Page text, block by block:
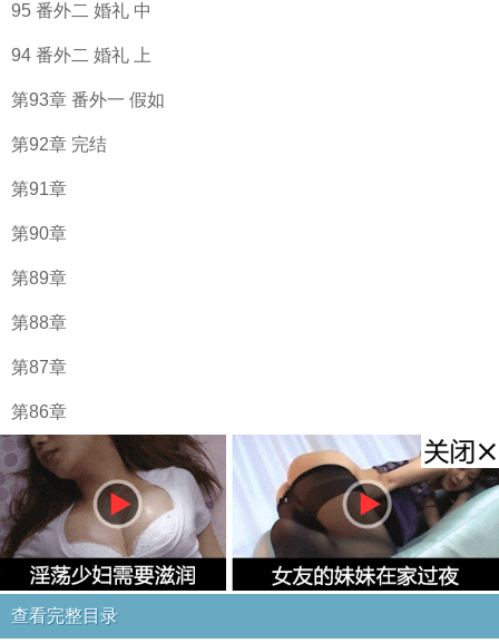
95 番外二 婚礼 中
94 番外二 婚礼 上
第93章 番外一 假如
第92章 完结
第91章
第90章
第89章
第88章
第87章
第86章
查看完整目录